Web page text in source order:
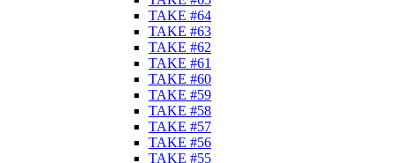
TAKE #64
TAKE #63
TAKE #62
TAKE #61
TAKE #60
TAKE #59
TAKE #58
TAKE #57
TAKE #56
TAKE #55